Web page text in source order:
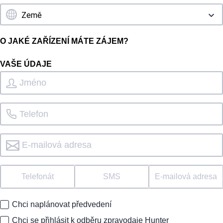
O JAKÉ ZAŘÍZENÍ MÁTE ZÁJEM?
VAŠE ÚDAJE
Telefonát SMS E-mailová adresa
Chci naplánovat předvedení
Chci se přihlásit k odběru zpravodaje Hunter